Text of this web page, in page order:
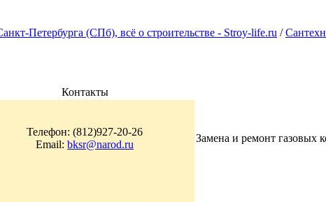
Петербурга (СПб), всё о строительстве - Stroy-life.ru /
Контакты
Телефон: (812)927-20-26
Email: bksr@narod.ru
Замена и ремонт газовых